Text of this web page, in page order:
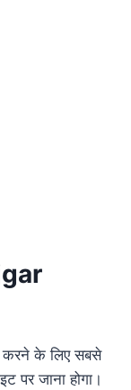
के लिए सबसे
पर जाना होगा।